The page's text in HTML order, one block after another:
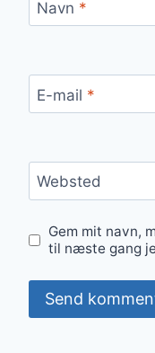
Navn *
E-mail *
Websted
Gem mit navn,
til næste gang